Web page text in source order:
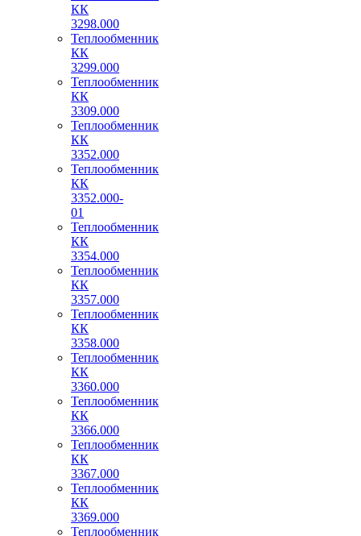
КК
3298.000
Теплообменник
КК
3299.000
Теплообменник
КК
3309.000
Теплообменник
КК
3352.000
Теплообменник
КК
3352.000-
01
Теплообменник
КК
3354.000
Теплообменник
КК
3357.000
Теплообменник
КК
3358.000
Теплообменник
КК
3360.000
Теплообменник
КК
3366.000
Теплообменник
КК
3367.000
Теплообменник
КК
3369.000
Теплообменник